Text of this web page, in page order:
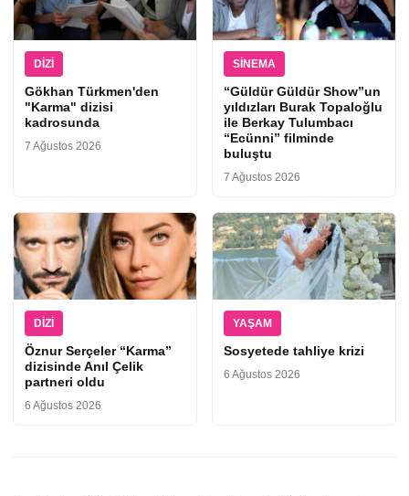
DIZI
Gökhan Türkmen'den
"Karma" dizisi
kadrosunda
7 Ağustos 2026
SINEMA
“Güldür Güldür Show”un
yıldızları Burak Topaloğlu
ile Berkay Tulumbacı
“Ecünni” filminde
buluştu
7 Ağustos 2026
DIZI
Öznur Serçeler “Karma”
dizisinde Anıl Çelik
partneri oldu
6 Ağustos 2026
YAŞAM
Sosyetede tahliye krizi
6 Ağustos 2026